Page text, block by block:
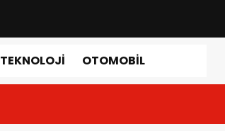
TEKNOLOJI OTOMOBIL